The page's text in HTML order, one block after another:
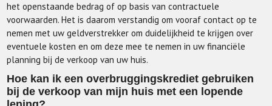
het openstaande bedrag of op basis van contractuele
voorwaarden. Het is daarom verstandig om vooraf contact op te
nemen met uw geldverstrekker om duidelijkheid te krijgen over
eventuele kosten en om deze mee te nemen in uw financiële
planning bij de verkoop van uw huis.
Hoe kan ik een overbruggingskrediet gebruiken
bij de verkoop van mijn huis met een lopende